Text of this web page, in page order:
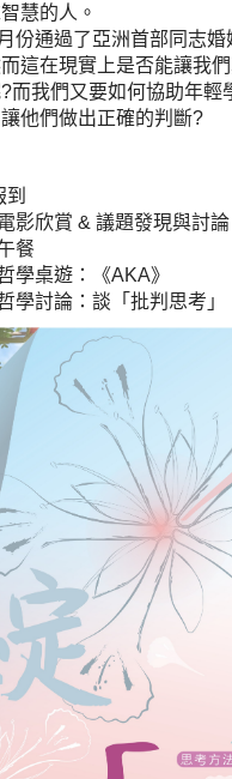
慧的人。
通過了亞洲首部同志婚
這在現實上是否能讓我
而我們又要如何協助年輕
他們做出正確的判斷?
到
影欣賞 & 議題發現與討論
餐
學桌遊：《AKA》
學討論：談「批判思考」